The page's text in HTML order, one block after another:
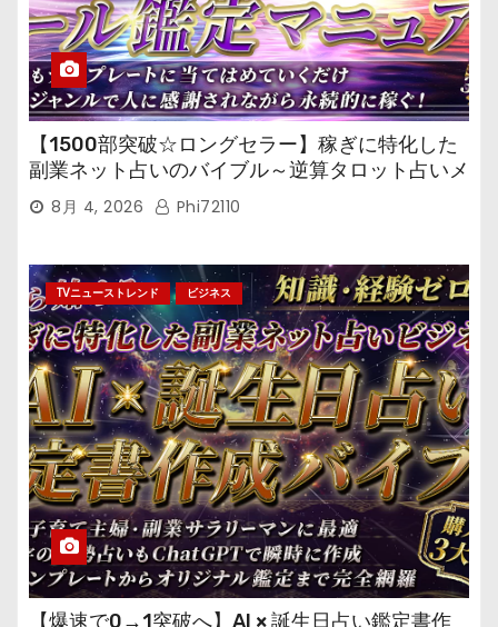
【1500部突破☆ロングセラー】稼ぎに特化した
副業ネット占いのバイブル～逆算タロット占いメ
ール鑑定マニュアル～
8月 4, 2026 Phi72110
TVニューストレンド ビジネス
【爆速で0→1突破へ】AI × 誕生日占い鑑定書作